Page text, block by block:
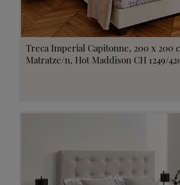
Treca Imperial Capitonne, 200 x 200
Matratze/n, Hot Maddison CH 1249/